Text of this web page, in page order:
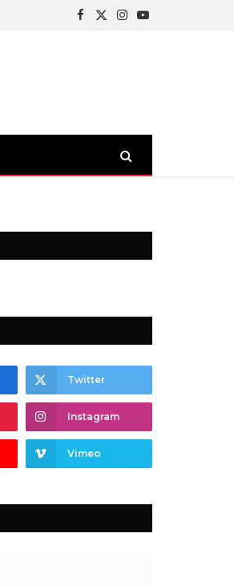
Facebook
X
Instagram
YouTube
Twitter
Instagram
Vimeo